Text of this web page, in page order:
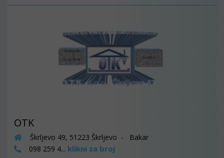
OTK
Škrljevo 49, 51223 Škrljevo - Bakar
098 259 4... klikni za broj